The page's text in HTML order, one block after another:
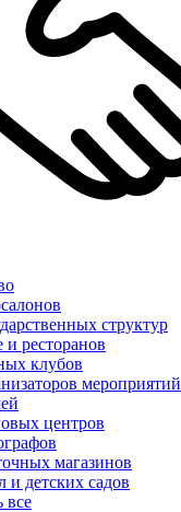
структур
и ресторанов
клубов
мероприятий
центров
магазинов
и детских садов
все